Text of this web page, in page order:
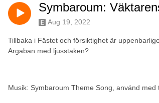
Symbaroum:
Aug 19, 2022
Tillbaka i Fästet och försiktighet är
Argaban med ljusstaken?
Musik: Symbaroum Theme Song, använd